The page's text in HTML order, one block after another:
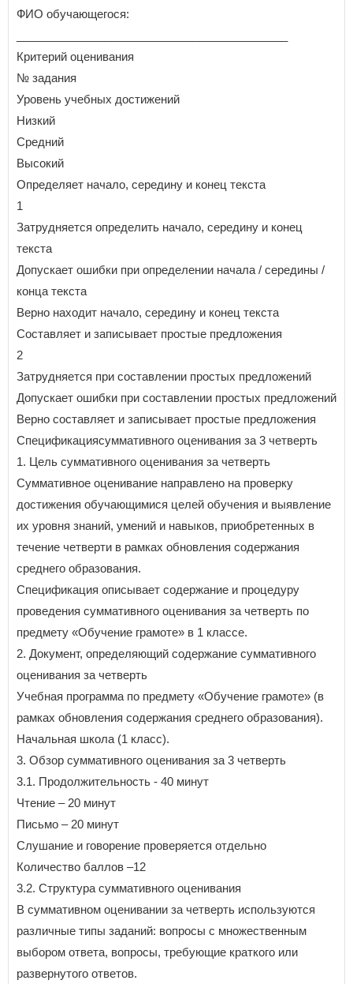
ФИО обучающегося:
Критерий оценивания
№ задания
Уровень учебных достижений
Низкий
Средний
Высокий
Определяет начало, середину и конец текста
1
Затрудняется определить начало, середину и конец
текста
Допускает ошибки при определении начала / середины /
конца текста
Верно находит начало, середину и конец текста
Составляет и записывает простые предложения
2
Затрудняется при составлении простых предложений
Допускает ошибки при составлении простых предложений
Верно составляет и записывает простые предложения
Спецификациясуммативного оценивания за 3 четверть
1. Цель суммативного оценивания за четверть
Суммативное оценивание направлено на проверку
достижения обучающимися целей обучения и выявление
их уровня знаний, умений и навыков, приобретенных в
течение четверти в рамках обновления содержания
среднего образования.
Спецификация описывает содержание и процедуру
проведения суммативного оценивания за четверть по
предмету «Обучение грамоте» в 1 классе.
2. Документ, определяющий содержание суммативного
оценивания за четверть
Учебная программа по предмету «Обучение грамоте» (в
рамках обновления содержания среднего образования).
Начальная школа (1 класс).
3. Обзор суммативного оценивания за 3 четверть
3.1. Продолжительность - 40 минут
Чтение – 20 минут
Письмо – 20 минут
Слушание и говорение проверяется отдельно
Количество баллов –12
3.2. Структура суммативного оценивания
В суммативном оценивании за четверть используются
различные типы заданий: вопросы с множественным
выбором ответа, вопросы, требующие краткого или
развернутого ответов.